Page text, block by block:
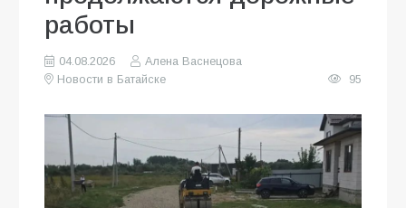
работы
04.08.2026
Алена Васнецова
Новости в Батайске
95